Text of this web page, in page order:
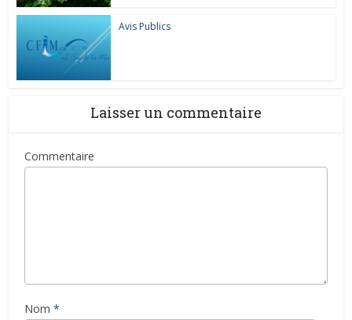
Avis Publics
Laisser un commentaire
Commentaire
Nom *